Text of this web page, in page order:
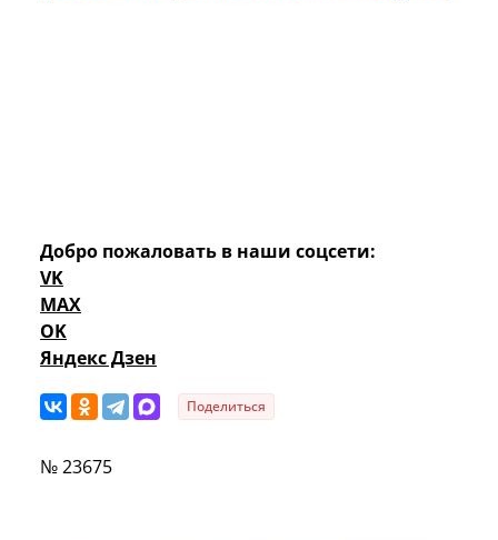
Добро пожаловать в наши соцсети:
VK
MAX
OK
Яндекс Дзен
Поделиться
№ 23675